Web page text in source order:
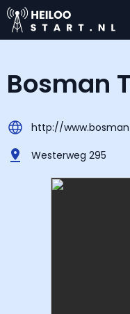
Bosman
http://
Westerweg 295